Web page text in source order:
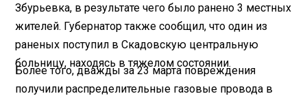
Збурьевка, в результате чего было ранено 3 местных
жителей. Губернатор также сообщил, что один из
раненых поступил в Скадовскую центральную
больницу, находясь в тяжелом состоянии.
Более того, дважды за 23 марта повреждения
получили распределительные газовые провода в